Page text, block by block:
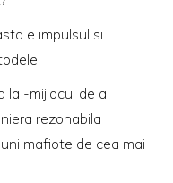
e impulsul si
la -mijlocul de a
rezonabila
mafiote de cea mai